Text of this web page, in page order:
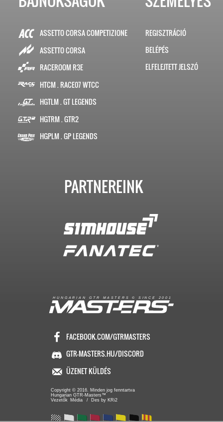
ASSETTO CORSA COMPETIZIONE
ASSETTO CORSA
RACEROOM R3E
HTCM . RACE07 WTCC
HGTLM . GT LEGENDS
HGTRM . GTR2
HGPLM . GP LEGENDS
REGISZTRÁCIÓ
BELÉPÉS
ELFELEJTETT JELSZÓ
PARTNEREINK
H U N G A R I A N G T R M A S T E R S © S I N C E 2 0 0 1
FACEBOOK.COM/GTRMASTERS
GTR-MASTERS.HU/DISCORD
ÜZENET KÜLDÉS
Copyright © 2016. Minden jog fenntartva
Hungarian GTR-Masters™
Vezetők Média / Des by KRi2